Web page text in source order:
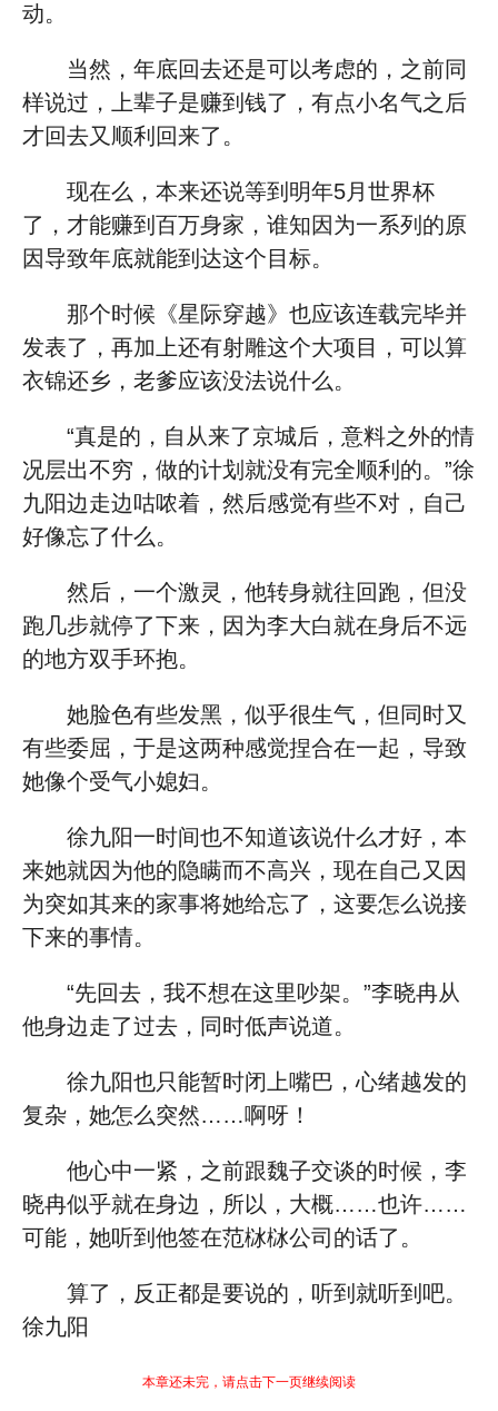
动。
当然，年底回去还是可以考虑的，之前同
样说过，上辈子是赚到钱了，有点小名气之后
才回去又顺利回来了。
现在么，本来还说等到明年5月世界杯
了，才能赚到百万身家，谁知因为一系列的原
因导致年底就能到达这个目标。
那个时候《星际穿越》也应该连载完毕并
发表了，再加上还有射雕这个大项目，可以算
衣锦还乡，老爹应该没法说什么。
“真是的，自从来了京城后，意料之外的情
况层出不穷，做的计划就没有完全顺利的。”徐
九阳边走边咕哝着，然后感觉有些不对，自己
好像忘了什么。
然后，一个激灵，他转身就往回跑，但没
跑几步就停了下来，因为李大白就在身后不远
的地方双手环抱。
她脸色有些发黑，似乎很生气，但同时又
有些委屈，于是这两种感觉捏合在一起，导致
她像个受气小媳妇。
徐九阳一时间也不知道该说什么才好，本
来她就因为他的隐瞒而不高兴，现在自己又因
为突如其来的家事将她给忘了，这要怎么说接
下来的事情。
“先回去，我不想在这里吵架。”李晓冉从
他身边走了过去，同时低声说道。
徐九阳也只能暂时闭上嘴巴，心绪越发的
复杂，她怎么突然……啊呀！
他心中一紧，之前跟魏子交谈的时候，李
晓冉似乎就在身边，所以，大概……也许……
可能，她听到他签在范栤栤公司的话了。
算了，反正都是要说的，听到就听到吧。
徐九阳
本章还未完，请点击下一页继续阅读